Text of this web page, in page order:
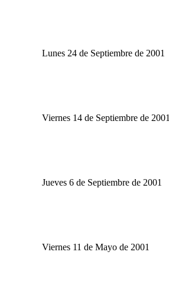
Lunes 24 de Septiembre de 2001
Viernes 14 de Septiembre de 2001
Jueves 6 de Septiembre de 2001
Viernes 11 de Mayo de 2001